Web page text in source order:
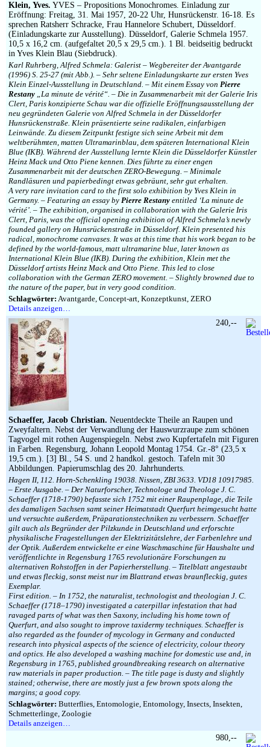
Klein, Yves. YVES – Propositions Monochromes. Einladung zur
Eröffnung: Freitag, 31. Mai 1957, 20-22 Uhr, Hunsrückenstr. 16-18. Es
sprechen Ratsherr Schracke, Frau Hannelore Schubert, Düsseldorf.
(Einladungskarte zur Ausstellung). Düsseldorf, Galerie Schmela 1957.
10,5 x 16,2 cm. (aufgefaltet 20,5 x 29,5 cm.). 1 Bl. beidseitig bedruckt
in Yves Klein Blau (Siebdruck).
Karl Ruhrberg, Alfred Schmela: Galerist – Wegbereiter der Avantgarde
(1996) S. 25-27 (mit Abb.). – Sehr seltene Einladungskarte zur ersten Yves
Klein Einzel-Ausstellung in Deutschland. – Mit einem Essay von Pierre
Restany „La minute de vérité“. – Die in Zusammenarbeit mit der Galerie Iris
Clert, Paris konzipierte Schau war die offizielle Eröffnungsausstellung der
neu gegründeten Galerie von Alfred Schmela in der Düsseldorfer
Hunsrückenstraße. Klein präsentierte seine radikalen, einfarbigen
Leinwände. Zu diesem Zeitpunkt festigte sich seine Arbeit mit dem
weltberühmten, matten Ultramarinblau, dem späteren International Klein
Blue (IKB). Während der Ausstellung lernte Klein die Düsseldorfer Künstler
Heinz Mack und Otto Piene kennen. Dies führte zu einer engen
Zusammenarbeit mit der deutschen ZERO-Bewegung. – Minimale
Randläsuren und papierbedingt etwas gebräunt, sehr gut erhalten.
A very rare invitation card to the first solo exhibition by Yves Klein in
Germany. – Featuring an essay by Pierre Restany entitled ‘La minute de
vérité’. – The exhibition, organised in collaboration with the Galerie Iris
Clert, Paris, was the official opening exhibition of Alfred Schmela’s newly
founded gallery on Hunsrückenstraße in Düsseldorf. Klein presented his
radical, monochrome canvases. It was at this time that his work began to be
defined by the world-famous, matt ultramarine blue, later known as
International Klein Blue (IKB). During the exhibition, Klein met the
Düsseldorf artists Heinz Mack and Otto Piene. This led to close
collaboration with the German ZERO movement. – Slightly browned due to
the nature of the paper, but in very good condition.
Schlagwörter: Avantgarde, Concept-art, Konzeptkunst, ZERO
Details anzeigen…
Schaeffer, Jacob Christian. Neuentdeckte Theile an Raupen und
Zweyfaltern. Nebst der Verwandlung der Hauswurzraupe zum schönen
Tagvogel mit rothen Augenspiegeln. Nebst zwo Kupfertafeln mit Figuren
in Farben. Regensburg, Johann Leopold Montag 1754. Gr.-8° (23,5 x
19,5 cm.). [3] Bl., 54 S. und 2 handkol. gestoch. Tafeln mit 30
Abbildungen. Papierumschlag des 20. Jahrhunderts.
Hagen II, 112. Horn-Schenkling 19038. Nissen, ZBI 3633. VD18 10917985.
– Erste Ausgabe. – Der Naturforscher, Technologe und Theologe J. C.
Schaeffer (1718-1790) befasste sich 1752 mit einer Raupenplage, die Teile
des damaligen Sachsen samt seiner Heimatstadt Querfurt heimgesucht hatte
und versuchte außerdem, Präparationstechniken zu verbessern. Schaeffer
gilt auch als Begründer der Pilzkunde in Deutschland und erforschte
physikalische Fragestellungen der Elektrizitätslehre, der Farbenlehre und
der Optik. Außerdem entwickelte er eine Waschmaschine für Haushalte und
veröffentlichte in Regensburg 1765 revolutionäre Forschungen zu
alternativen Rohstoffen in der Papierherstellung. – Titelblatt angestaubt
und etwas fleckig, sonst meist nur im Blattrand etwas braunfleckig, gutes
Exemplar.
First edition. – In 1752, the naturalist, technologist and theologian J. C.
Schaeffer (1718–1790) investigated a caterpillar infestation that had
ravaged parts of what was then Saxony, including his home town of
Querfurt, and also sought to improve taxidermy techniques. Schaeffer is
also regarded as the founder of mycology in Germany and conducted
research into physical aspects of the science of electricity, colour theory
and optics. He also developed a washing machine for domestic use and, in
Regensburg in 1765, published groundbreaking research on alternative
raw materials in paper production. – The title page is dusty and slightly
stained; otherwise, there are mostly just a few brown spots along the
margins; a good copy.
Schlagwörter: Butterflies, Entomologie, Entomology, Insects, Insekten,
Schmetterlinge, Zoologie
Details anzeigen…
240,--
980,--